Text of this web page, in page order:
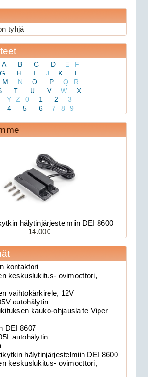
159.00€
Viper 3105V on 1-suu...
3305L autohälytin
Avital 3305L on 2-su...
330X1 autohälytin +
DEI 509U
tyhjä
A B C D E
F
G
H I J K
L
M
N O P Q
R
T U V W
X
Y
Z 0 1 2
3
4
5 6 7 8 9
hälytinjärjestelmiin DEI 8600
14.00€
kontaktori
keskuslukitus- ovimoottori,
vaihtokärkirele, 12V
autohälytin
kauko-ohjauslaite Viper
DEI 8607
autohälytin
hälytinjärjestelmiin DEI 8600
keskuslukitus- ovimoottori,